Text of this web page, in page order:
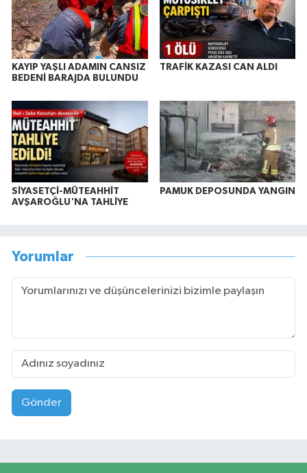
KAYIP YAŞLI ADAMIN CANSIZ
BEDENİ BARAJDA BULUNDU
TRAFİK KAZASI CAN ALDI
SİYASETÇİ-MÜTEAHHİT
AVŞAROĞLU'NA TAHLİYE
PAMUK DEPOSUNDA YANGIN
Yorumlar
Gönder